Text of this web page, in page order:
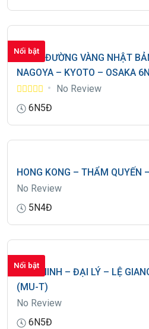
Nổi bật
CUNG ĐƯỜNG VÀNG NHẬT
NAGOYA – KYOTO – OSAKA
No Review
6N5Đ
HONG KONG – THẨM QUYẾN
No Review
5N4Đ
Nổi bật
CÔN MINH – ĐẠI LÝ – LỆ
(MU-T)
No Review
6N5Đ